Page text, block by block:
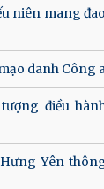
niên mang
danh Công
điều
Yên